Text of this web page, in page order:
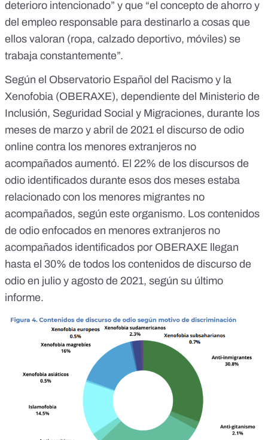
deterioro intencionado” y que “el concepto de ahorro y
del empleo responsable para destinarlo a cosas que
ellos valoran (ropa, calzado deportivo, móviles) se
trabaja constantemente”.
Según el Observatorio Español del Racismo y la
Xenofobia (OBERAXE), dependiente del Ministerio de
Inclusión, Seguridad Social y Migraciones, durante los
meses de marzo y abril de 2021 el discurso de odio
online contra los menores extranjeros no
acompañados aumentó. El 22% de los discursos de
odio identificados durante esos dos meses estaba
relacionado con los menores migrantes no
acompañados, según este organismo. Los contenidos
de odio enfocados en menores extranjeros no
acompañados identificados por OBERAXE llegan
hasta el 30% de todos los contenidos de discurso de
odio en julio y agosto de 2021, según su último
informe.